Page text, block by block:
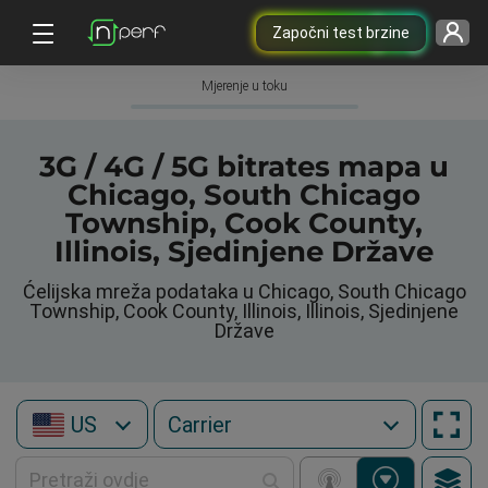
Započni test brzine
Mjerenje u toku
3G / 4G / 5G bitrates mapa u
Chicago, South Chicago
Township, Cook County,
Illinois, Sjedinjene Države
Ćelijska mreža podataka u Chicago, South Chicago
Township, Cook County, Illinois, Illinois, Sjedinjene
Države
US